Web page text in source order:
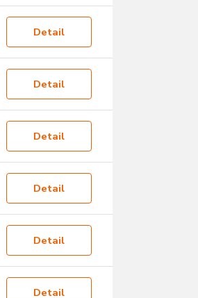
Detail
Detail
Detail
Detail
Detail
Detail